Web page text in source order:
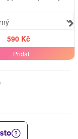
590 Kč
Přidat